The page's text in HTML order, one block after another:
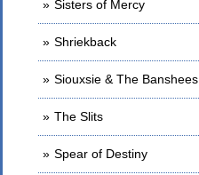
Sisters of Mercy
Shriekback
Siouxsie & The Banshees
The Slits
Spear of Destiny